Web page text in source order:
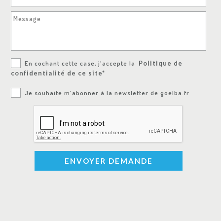
Message
En cochant cette case, j'accepte la
Politique de
confidentialité de ce site*
Je souhaite m'abonner à la newsletter de goelba.fr
ENVOYER DEMANDE